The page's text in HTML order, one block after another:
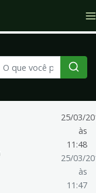
25/03/
às
11:48
25/03/
às
11:47